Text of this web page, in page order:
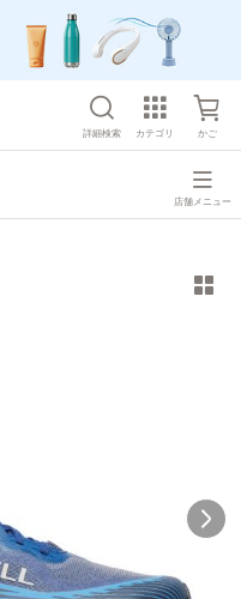
詳細検索 カテゴリ かご
店舗メニュー